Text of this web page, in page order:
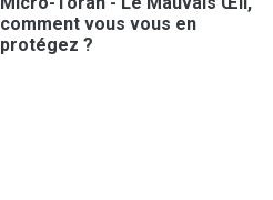
comment vous vous en
protégez ?